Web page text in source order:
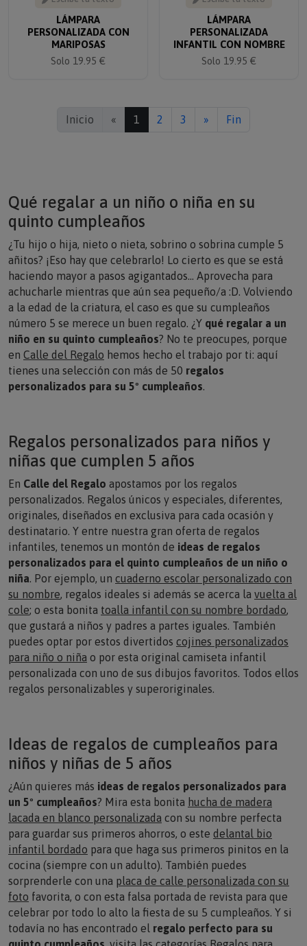
PERSONALIZADA CON
MARIPOSAS
Solo 19.95 €
PERSONALIZADA
INFANTIL CON NOMBRE
Solo 19.95 €
1
Qué regalar a un niño o niña en su
quinto cumpleaños
añitos? ¡Eso hay que celebrarlo! Lo cierto es que se está
haciendo mayor a pasos agigantados… Aprovecha para
achucharle mientras que aún sea pequeño/a :D. Volviendo
a la edad de la criatura, el caso es que su cumpleaños
número 5 se merece un buen regalo. ¿Yqué regalar a un
niño en su quinto cumpleaños ? No te preocupes, porque
enCalle del Regalohemos hecho el trabajo por ti: aquí
tienes una selección con más de 50 regalos
personalizados para su 5º cumpleaños.
Regalos personalizados para niños y
niñas que cumplen 5 años
personalizados. Regalos únicos y especiales, diferentes,
originales, diseñados en exclusiva para cada ocasión y
destinatario. Y entre nuestra gran oferta de regalos
infantiles, tenemos un montón deideas de regalos
personalizados para el quinto cumpleaños de un niño o
niña. Por ejemplo, un cuaderno escolar personalizado con
su nombre, regalos ideales si además se acerca lavuelta al
cole; o esta bonita toalla infantil con su nombre bordado,
que gustará a niños y padres a partes iguales. También
puedes optar por estos divertidoscojines personalizados
para niño o niña
o por esta originalcamiseta infantil
personalizada con uno de sus dibujosfavoritos. Todos ellos
regalos personalizables y superoriginales.
Ideas de regalos de cumpleaños para
niños y niñas de 5 años
un 5º cumpleaños ? Mira esta bonitahucha de madera
lacada en blanco personalizadacon su nombre perfecta
para guardar sus primeros ahorros, o estedelantal bio
infantil bordado para que haga sus primeros pinitos en la
cocina (siempre con un adulto). También puedes
sorprenderle con unaplaca de calle personalizada con su
fotofavorita, o con estafalsa portada de revistapara que
celebrar por todo lo alto la fiesta de su 5 cumpleaños. Y si
todavía no has encontrado elregalo perfecto para su
quinto cumpleaños, visita las categoríasRegalos para